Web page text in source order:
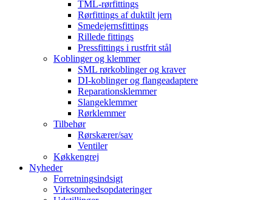
TML-rørfittings
Rørfittings af duktilt jern
Smedejernsfittings
Rillede fittings
Pressfittings i rustfrit stål
Koblinger og klemmer
SML rørkoblinger og kraver
DI-koblinger og flangeadaptere
Reparationsklemmer
Slangeklemmer
Rørklemmer
Tilbehør
Rørskærer/sav
Ventiler
Køkkengrej
Nyheder
Forretningsindsigt
Virksomhedsopdateringer